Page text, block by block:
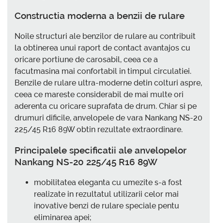
Constructia moderna a benzii de rulare
Noile structuri ale benzilor de rulare au contribuit
la obtinerea unui raport de contact avantajos cu
oricare portiune de carosabil, ceea ce a
facutmasina mai confortabil in timpul circulatiei.
Benzile de rulare ultra-moderne detin colturi aspre,
ceea ce mareste considerabil de mai multe ori
aderenta cu oricare suprafata de drum. Chiar si pe
drumuri dificile, anvelopele de vara Nankang NS-20
225/45 R16 89W obtin rezultate extraordinare.
Principalele specificatii ale anvelopelor
Nankang NS-20 225/45 R16 89W
mobilitatea eleganta cu umezite s-a fost
realizate in rezultatul utilizarii celor mai
inovative benzi de rulare speciale pentu
eliminarea apei;